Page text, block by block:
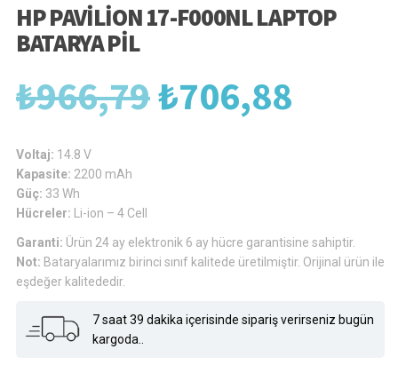
HP PAVILION 17-F000NL LAPTOP
BATARYA PIL
₺966,79Orijinal
₺706,88
Voltaj: 14.8 V
Kapasite: 2200 mAh
Güç: 33 Wh
Hücreler:
Li-ion – 4 Cell
Garanti: Ürün 24 ay elektronik 6 ay hücre garantisine sahiptir.
Not: Bataryalarımız birinci sınıf kalitede üretilmiştir. Orijinal ürün ile
eşdeğer kalitededir.
7 saat 39 dakika içerisinde sipariş verirseniz bugün
kargoda..